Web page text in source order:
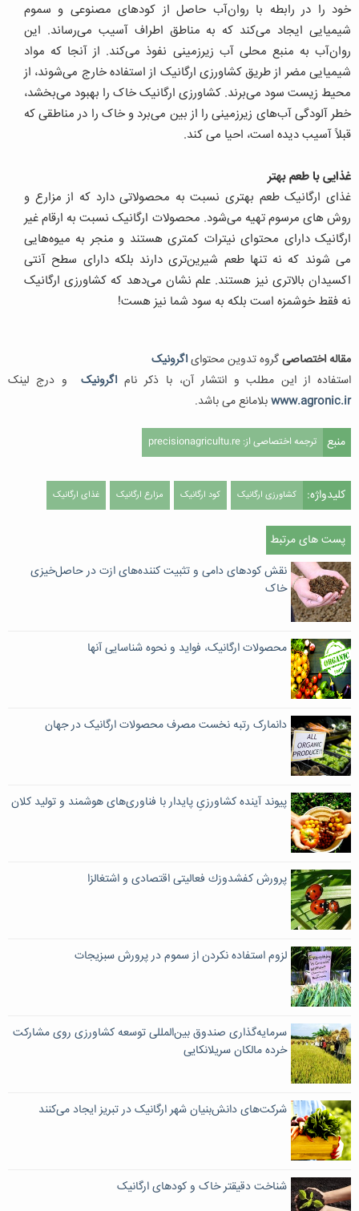
خود را در رابطه با روان‌آب حاصل از کودهای مصنوعی و سموم
شیمیایی ایجاد می‌کند که به مناطق اطراف آسیب می‌رساند. این
روان‌آب به منبع محلی آب زیرزمینی نفوذ می‌کند. از آنجا که مواد
شیمیایی مضر از طریق کشاورزی ارگانیک از استفاده خارج می‌شوند‌، از
محیط زیست سود می‌برند. کشاورزی ارگانیک خاک را بهبود می‌بخشد،
خطر آلودگی آب‌های زیرزمینی را از بین می‌برد و خاک را در مناطقی که
قبلاً آسیب دیده است‌، احیا می کند.
غذایی با طعم بهتر
غذای ارگانیک طعم بهتری نسبت به محصولاتی دارد که از مزارع و
روش های مرسوم تهیه می‌شود. محصولات ارگانیک نسبت به ارقام غیر
ارگانیک دارای محتوای نیترات کمتری هستند و منجر به میوه‌هایی
می شوند که نه تنها طعم شیرین‌تری دارند بلکه دارای سطح آنتی
اکسیدان بالاتری نیز هستند. علم نشان می‌دهد که کشاورزی ارگانیک
نه فقط خوشمزه است بلکه به سود شما نیز هست!
مقاله اختصاصیگروه تدوین محتوایاگرونیک
استفاده از این مطلب و انتشار آن، با ذکر نام اگرونیک
و درج لینک
www.agronic.irبلامانع می باشد.
منبع ترجمه اختصاصی از: precisionagricultu.re
کلیدواژه: کشاورزی ارگانیک کود ارگانیک مزارع ارگانیک غذای ارگانیک
پست های مرتبط
نقش کودهای دامی و تثبیت‌ کننده‌های ازت در حاصل‌خیزی
خاک
محصولات ارگانیک، فواید و نحوه‌ شناسایی آنها
دانمارک رتبه نخست مصرف محصولات ارگانیک در جهان
پیوند آینده کشاورزیِ پایدار با فناوری‌های هوشمند و تولید کلان
پرورش كفشدوزك فعالیتی اقتصادی و اشتغالزا
لزوم استفاده نکردن از سموم در پرورش سبزیجات
سرمایه‌گذاری صندوق بین‌المللی توسعه کشاورزی روی مشارکت
خرده مالکان سریلانکایی
شرکت‌های دانش‌بنیان شهر ارگانیک در تبریز ایجاد می‌کنند
شناخت دقیقتر خاک و کودهای ارگانیک